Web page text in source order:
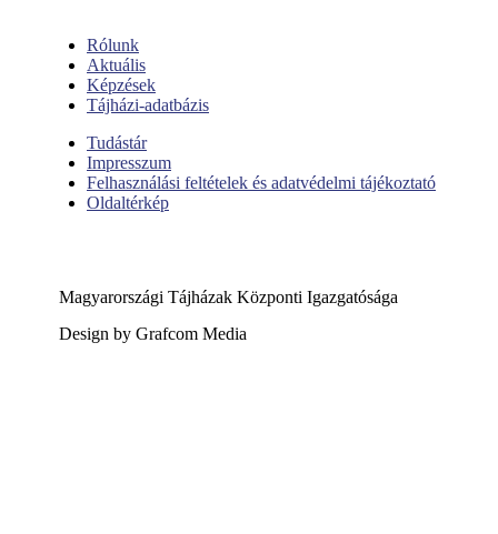
Rólunk
Aktuális
Képzések
Tájházi-adatbázis
Tudástár
Impresszum
Felhasználási feltételek és adatvédelmi tájékoztató
Oldaltérkép
Magyarországi Tájházak Központi Igazgatósága
Design by Grafcom Media